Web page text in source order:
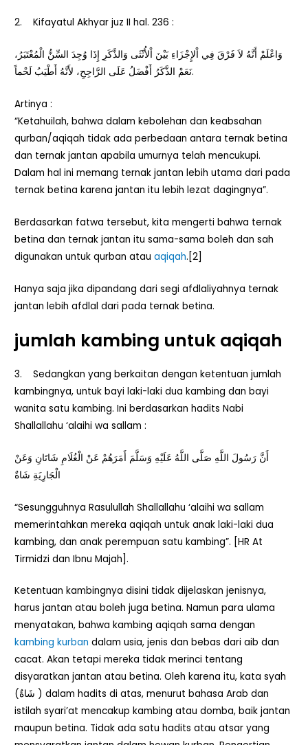
2. Kifayatul Akhyar juz II hal. 236 :
وَاعْلَمْ أَنَّهُ لاَ فَرْقَ فِي اْلإِجْزَاءِ بَيْنَ اْلأُنْثَى وَالذَّكَرِ إِذَا وُجِدَ السِّنُّ الْمُعْتَبَرُ،
نَعَمْ الذَّكَرُ أَفْضَلُ عَلَى الرَّاجِحِ، لأَنَّهُ أَطْيَبُ لَحْماً.
Artinya :
“Ketahuilah, bahwa dalam kebolehan dan keabsahan
qurban/aqiqah tidak ada perbedaan antara ternak betina
dan ternak jantan apabila umurnya telah mencukupi.
Dalam hal ini memang ternak jantan lebih utama dari pada
ternak betina karena jantan itu lebih lezat dagingnya”.
Berdasarkan fatwa tersebut, kita mengerti bahwa ternak
betina dan ternak jantan itu sama-sama boleh dan sah
digunakan untuk qurban atauaqiqah.[2]
Hanya saja jika dipandang dari segi afdlaliyahnya ternak
jantan lebih afdlal dari pada ternak betina.
jumlah kambing untuk aqiqah
3. Sedangkan yang berkaitan dengan ketentuan jumlah
kambingnya, untuk bayi laki-laki dua kambing dan bayi
wanita satu kambing. Ini berdasarkan hadits Nabi
Shallallahu ‘alaihi wa sallam :
أَنَّ رَسُولَ اللَّهِ صَلَّى اللَّهُ عَلَيْهِ وَسَلَّمَ أَمَرَهُمْ عَنْ الْغُلَامِ شَاتَانِ وَعَنْ
الْجَارِيَةِ شَاةٌ
“Sesungguhnya Rasulullah Shallallahu ‘alaihi wa sallam
memerintahkan mereka aqiqah untuk anak laki-laki dua
kambing, dan anak perempuan satu kambing”. [HR At
Tirmidzi dan Ibnu Majah].
Ketentuan kambingnya disini tidak dijelaskan jenisnya,
harus jantan atau boleh juga betina. Namun para ulama
menyatakan, bahwa kambing aqiqah sama dengan
kambing kurbandalam usia, jenis dan bebas dari aib dan
cacat. Akan tetapi mereka tidak merinci tentang
disyaratkan jantan atau betina. Oleh karena itu, kata syah
(شَاةٌ ) dalam hadits di atas, menurut bahasa Arab dan
istilah syari’at mencakup kambing atau domba, baik jantan
maupun betina. Tidak ada satu hadits atau atsar yang